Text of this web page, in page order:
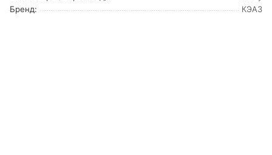
Бренд:
КЭАЗ